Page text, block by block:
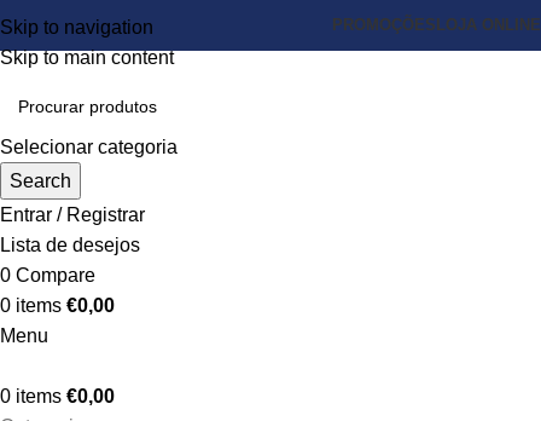
Skip to navigation
Skip to main content
PROMOÇÕES LOJA ONLINE
Selecionar categoria
Search
Entrar / Registrar
Lista de desejos
0 Compare
0 items €0,00
Menu
0 items €0,00